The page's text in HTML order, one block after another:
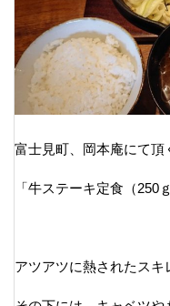
富士見町、岡本庵にて頂
「牛ステーキ定食（250
アツアツに熱されたス